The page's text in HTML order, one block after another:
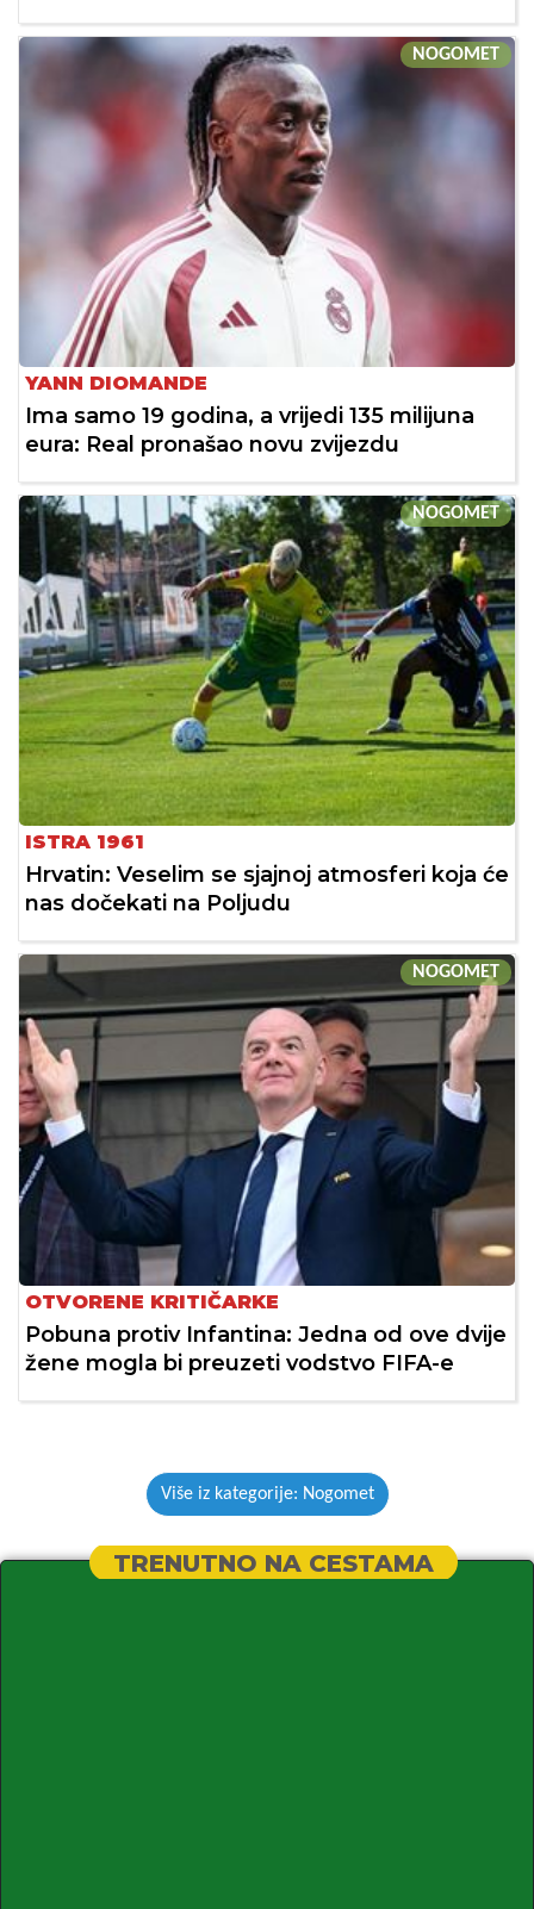
NOGOMET
YANN DIOMANDE
Ima samo 19 godina, a vrijedi 135 milijuna
eura: Real pronašao novu zvijezdu
NOGOMET
ISTRA 1961
Hrvatin: Veselim se sjajnoj atmosferi koja će
nas dočekati na Poljudu
NOGOMET
OTVORENE KRITIČARKE
Pobuna protiv Infantina: Jedna od ove dvije
žene mogla bi preuzeti vodstvo FIFA-e
Više iz kategorije: Nogomet
TRENUTNO NA CESTAMA